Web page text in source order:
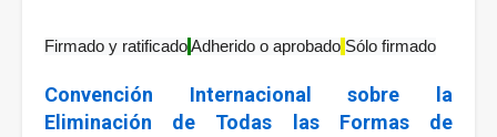
Firmado y ratificadoAdherido o aprobado Sólo firmado
Convención Internacional sobre la
Eliminación de Todas las Formas de